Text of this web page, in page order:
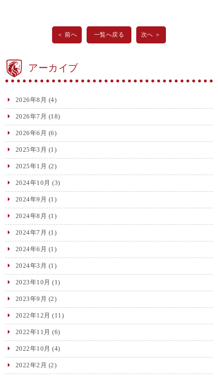
＜ 前へ 一覧へ戻る 次へ ＞
アーカイブ
2026年8月 (4)
2026年7月 (18)
2026年6月 (6)
2025年3月 (1)
2025年1月 (2)
2024年10月 (3)
2024年9月 (1)
2024年8月 (1)
2024年7月 (1)
2024年6月 (1)
2024年3月 (1)
2023年10月 (1)
2023年9月 (2)
2022年12月 (11)
2022年11月 (6)
2022年10月 (4)
2022年2月 (2)